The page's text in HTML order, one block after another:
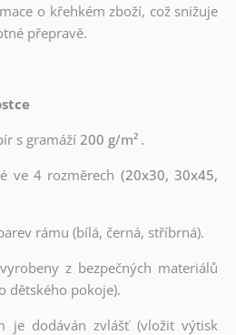
o křehkém zboží, což snižuje
přepravě.
s gramáží200 g/m² .
ve 4 rozměrech (20x30, 30x45,
rámu (bílá, černá, stříbrná).
z bezpečných materiálů
dětského pokoje).
je dodáván zvlášť (vložit výtisk